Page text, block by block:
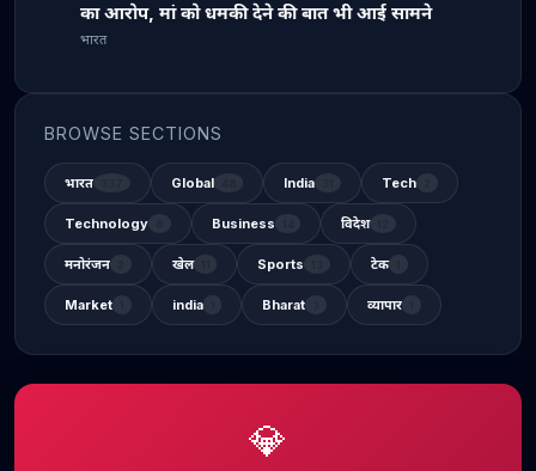
का आरोप, मां को धमकी देने की बात भी आई सामने
भारत
BROWSE SECTIONS
भारत Global India Tech
Technology Business विदेश
मनोरंजन खेल Sports टेक
Market india Bharat व्यापार
💎